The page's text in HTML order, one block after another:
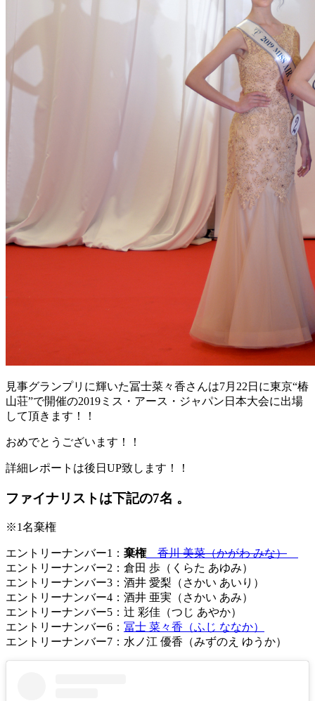
見事グランプリに輝いた冨士菜々香さんは7月22日に東京“椿
山荘”で開催の2019ミス・アース・ジャパン日本大会に出場
して頂きます！！
おめでとうございます！！
詳細レポートは後日UP致します！！
ファイナリストは下記の7名 。
※1名棄権
エントリーナンバー1： 棄権
香川 美菜（かがわ みな）
エントリーナンバー2：倉田 歩（くらた あゆみ）
エントリーナンバー3：酒井 愛梨（さかい あいり）
エントリーナンバー4：酒井 亜実（さかい あみ）
エントリーナンバー5：辻 彩佳（つじ あやか）
エントリーナンバー6： 冨士 菜々香（ふじ ななか）
エントリーナンバー7：水ノ江 優香（みずのえ ゆうか）